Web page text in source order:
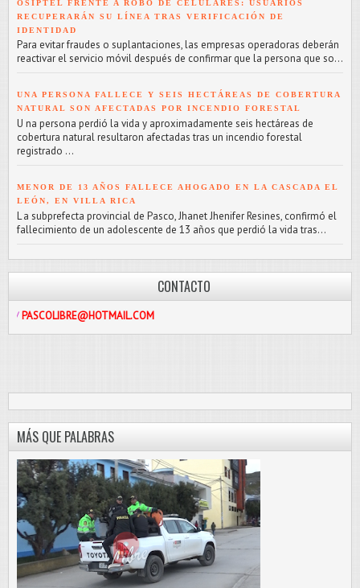
OSIPTEL FRENTE A ROBO DE CELULARES: USUARIOS
RECUPERARÁN SU LÍNEA TRAS VERIFICACIÓN DE
IDENTIDAD
Para evitar fraudes o suplantaciones, las empresas operadoras deberán
reactivar el servicio móvil después de confirmar que la persona que so...
UNA PERSONA FALLECE Y SEIS HECTÁREAS DE COBERTURA
NATURAL SON AFECTADAS POR INCENDIO FORESTAL
U na persona perdió la vida y aproximadamente seis hectáreas de
cobertura natural resultaron afectadas tras un incendio forestal
registrado ...
MENOR DE 13 AÑOS FALLECE AHOGADO EN LA CASCADA EL
LEÓN, EN VILLA RICA
L a subprefecta provincial de Pasco, Jhanet Jhenifer Resines, confirmó el
fallecimiento de un adolescente de 13 años que perdió la vida tras...
CONTACTO
MÁS QUE PALABRAS